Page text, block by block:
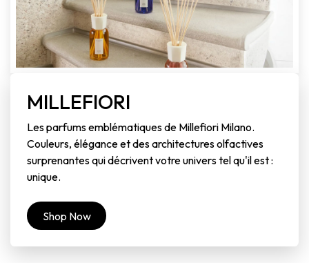
MILLEFIORI
Les parfums emblématiques de Millefiori Milano.
Couleurs, élégance et des architectures olfactives
surprenantes qui décrivent votre univers tel qu'il est :
unique.
Shop Now